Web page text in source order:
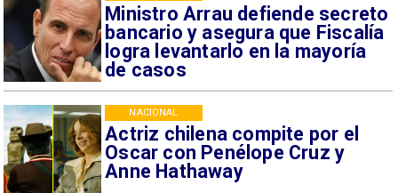
Ministro Arrau defiende secreto
bancario y asegura que Fiscalía
logra levantarlo en la mayoría
de casos
Actriz chilena compite por el
Oscar con Penélope Cruz y
Anne Hathaway
NACIONAL